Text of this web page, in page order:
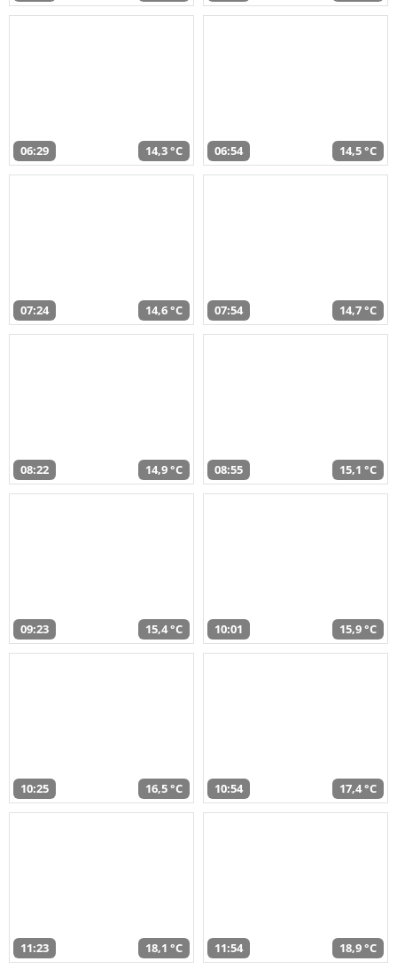
06:29 14,3 °C 06:54 14,5 °C
07:24 14,6 °C 07:54 14,7 °C
08:22 14,9 °C 08:55 15,1 °C
09:23 15,4 °C 10:01 15,9 °C
10:25 16,5 °C 10:54 17,4 °C
11:23 18,1 °C 11:54 18,9 °C